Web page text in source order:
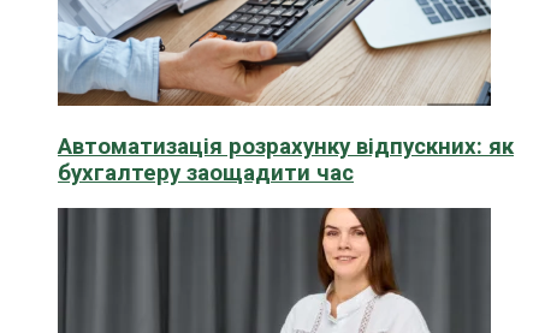
Автоматизація розрахунку відпускних: як
бухгалтеру заощадити час